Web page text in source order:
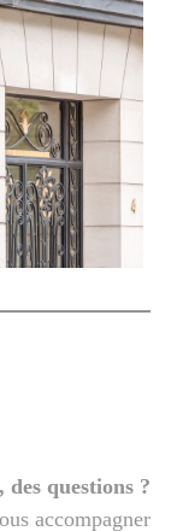
questions ?
accompagner